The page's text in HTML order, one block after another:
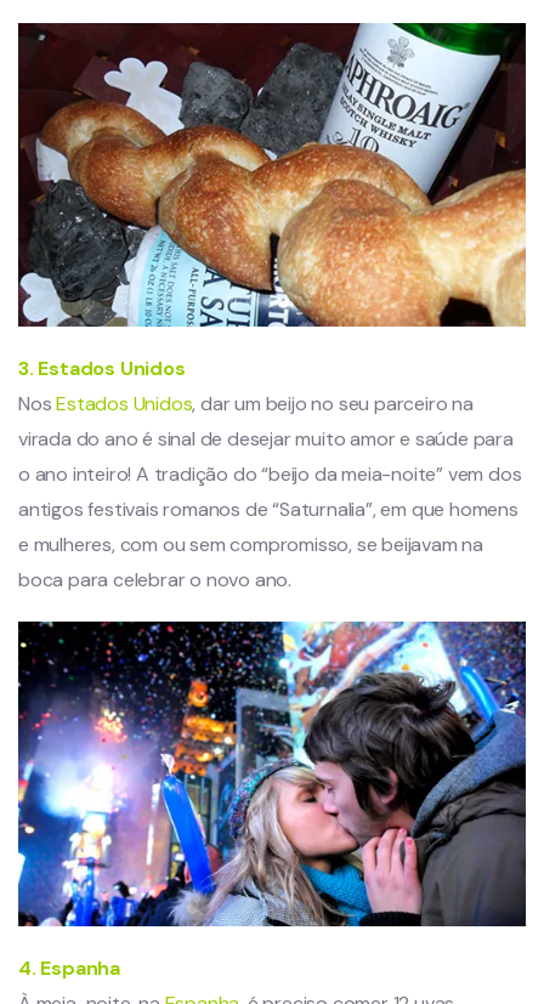
3. Estados Unidos
NosEstados Unidos, dar um beijo no seu parceiro na
virada do ano é sinal de desejar muito amor e saúde para
o ano inteiro! A tradição do “beijo da meia-noite” vem dos
antigos festivais romanos de “Saturnalia”, em que homens
e mulheres, com ou sem compromisso, se beijavam na
boca para celebrar o novo ano.
4. Espanha